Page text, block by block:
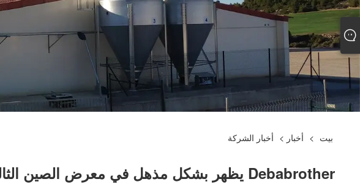
بيت > أخبار > أخبار الشركة
Debabrother يظهر بشكل مذهل في معرض الصين الثالث والعشرين لتربية الحيوانات 2026: تمكين التربية الذكية بمعدات مبتكرة